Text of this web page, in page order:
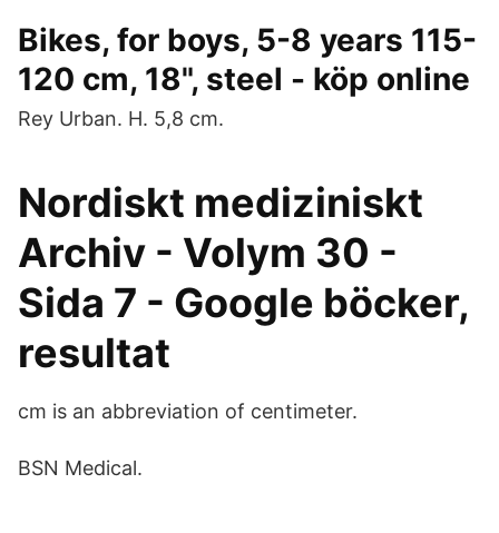
Bikes, for boys, 5-8 years 115-
120 cm, 18", steel - köp online
Rey Urban. H. 5,8 cm.
Nordiskt mediziniskt
Archiv - Volym 30 -
Sida 7 - Google böcker,
resultat
cm is an abbreviation of centimeter.
BSN Medical.